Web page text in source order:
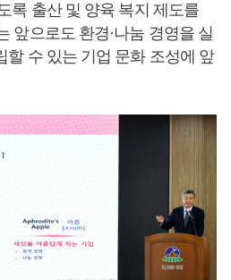
록 출산 및 양육 복지 제도를
앞으로도 환경·나눔 경영을 실
할 수 있는 기업 문화 조성에 앞